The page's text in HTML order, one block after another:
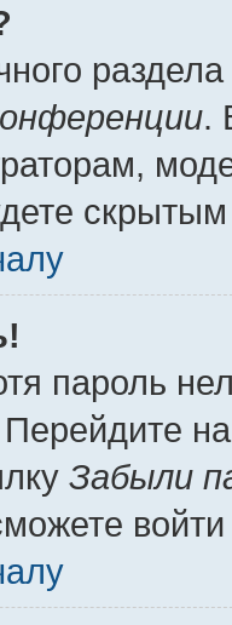
.
пароль
Забыли